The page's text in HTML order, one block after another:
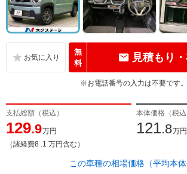
無
料
見積もり
※お電話番号の入力は不要です。
支払総額（税込）
129.9万円
（諸経費8 .1 万円含む）
本体価格（税込
121.8万円
この車種の相場価格（平均本体